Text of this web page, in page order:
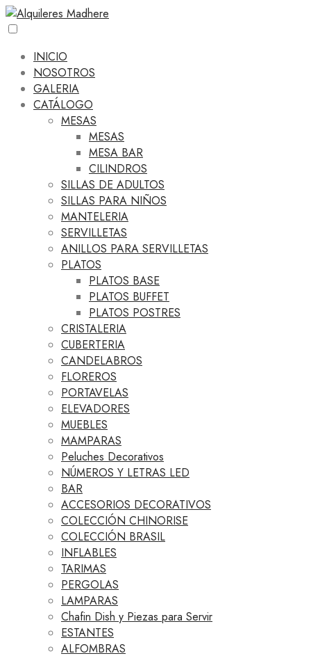
INICIO
NOSOTROS
GALERIA
CATÁLOGO
MESAS
MESAS
MESA BAR
CILINDROS
SILLAS DE ADULTOS
SILLAS PARA NIÑOS
MANTELERIA
SERVILLETAS
ANILLOS PARA SERVILLETAS
PLATOS
PLATOS BASE
PLATOS BUFFET
PLATOS POSTRES
CRISTALERIA
CUBERTERIA
CANDELABROS
FLOREROS
PORTAVELAS
ELEVADORES
MUEBLES
MAMPARAS
Peluches Decorativos
NÚMEROS Y LETRAS LED
BAR
ACCESORIOS DECORATIVOS
COLECCIÓN CHINORISE
COLECCIÓN BRASIL
INFLABLES
TARIMAS
PERGOLAS
LAMPARAS
Chafin Dish y Piezas para Servir
ESTANTES
ALFOMBRAS